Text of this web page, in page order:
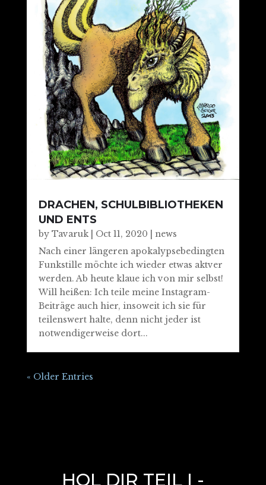
DRACHEN, SCHULBIBLIOTHEKEN
UND ENTS
by Tavaruk| Oct 11, 2020
news
Nach einer längeren apokalypsebedingten
Funkstille möchte ich wieder etwas aktver
werden. Ab heute klaue ich von mir selbst!
Will heißen: Ich teile meine Instagram-
Beiträge auch hier, insoweit ich sie für
teilenswert halte, denn nicht jeder ist
notwendigerweise dort...
« Older Entries
HOL DIR TEIL I -